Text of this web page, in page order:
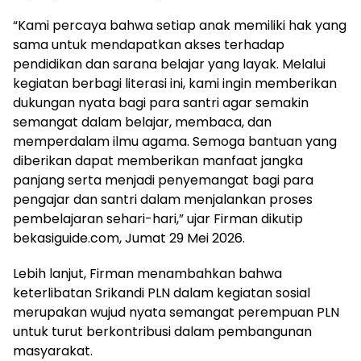
“Kami percaya bahwa setiap anak memiliki hak yang
sama untuk mendapatkan akses terhadap
pendidikan dan sarana belajar yang layak. Melalui
kegiatan berbagi literasi ini, kami ingin memberikan
dukungan nyata bagi para santri agar semakin
semangat dalam belajar, membaca, dan
memperdalam ilmu agama. Semoga bantuan yang
diberikan dapat memberikan manfaat jangka
panjang serta menjadi penyemangat bagi para
pengajar dan santri dalam menjalankan proses
pembelajaran sehari-hari,” ujar Firman dikutip
bekasiguide.com, Jumat 29 Mei 2026.
Lebih lanjut, Firman menambahkan bahwa
keterlibatan Srikandi PLN dalam kegiatan sosial
merupakan wujud nyata semangat perempuan PLN
untuk turut berkontribusi dalam pembangunan
masyarakat.